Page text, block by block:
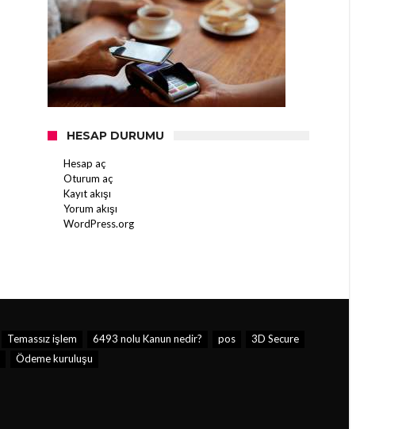
HESAP DURUMU
Hesap aç
Oturum aç
Kayıt akışı
Yorum akışı
WordPress.org
Temassız işlem 6493 nolu Kanun nedir? pos
3D Secure
Ödeme kuruluşu